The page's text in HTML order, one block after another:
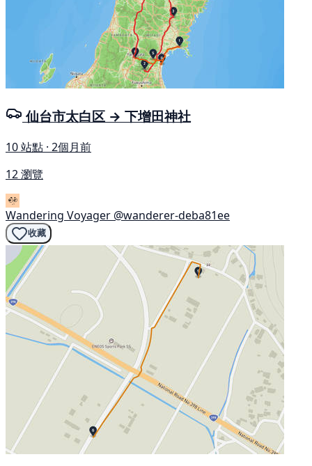
仙台市太白区 → 下增田神社
10 站點 · 2個月前
12 瀏覽
Wandering Voyager @wanderer-deba81ee
收藏